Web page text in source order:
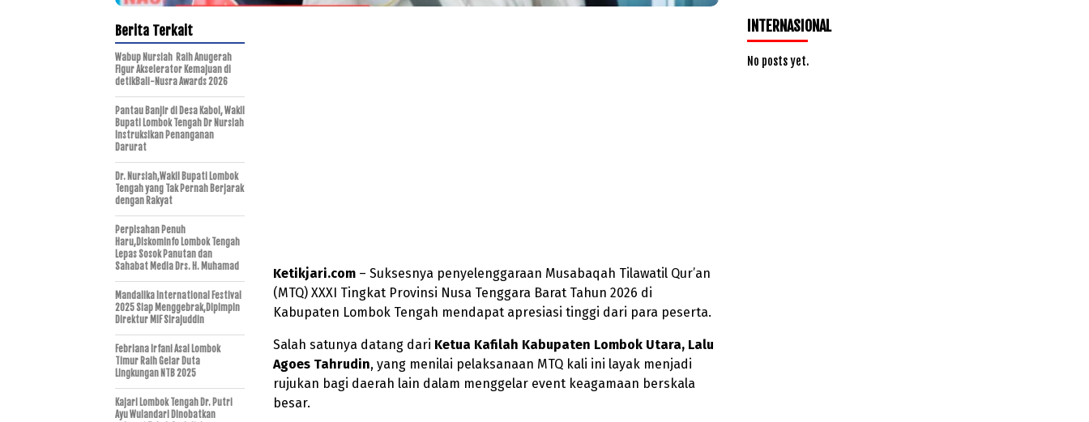
Ketikjari.com – Suksesnya penyelenggaraan Musabaqah Tilawatil Qur’an
(MTQ) XXXI Tingkat Provinsi Nusa Tenggara Barat Tahun 2026 di
Kabupaten Lombok Tengah mendapat apresiasi tinggi dari para peserta.
Salah satunya datang dari Ketua Kafilah Kabupaten Lombok Utara, Lalu
Agoes Tahrudin, yang menilai pelaksanaan MTQ kali ini layak menjadi
rujukan bagi daerah lain dalam menggelar event keagamaan berskala
besar.
Berita Terkait
Wabup Nursiah Raih Anugerah
Figur Akselerator Kemajuan di
detikBali-Nusra Awards 2026
Pantau Banjir di Desa Kabol, Wakil
Bupati Lombok Tengah Dr Nursiah
Instruksikan Penanganan
Darurat
Dr. Nursiah,Wakil Bupati Lombok
Tengah yang Tak Pernah Berjarak
dengan Rakyat
Perpisahan Penuh
Haru,Diskominfo Lombok Tengah
Lepas Sosok Panutan dan
Sahabat Media Drs. H. Muhamad
Mandalika International Festival
2025 Siap Menggebrak,Dipimpin
Direktur MIF Sirajuddin
Febriana Irfani Asal Lombok
Timur Raih Gelar Duta
Lingkungan NTB 2025
Kajari Lombok Tengah Dr. Putri
Ayu Wulandari Dinobatkan
INTERNASIONAL
No posts yet.